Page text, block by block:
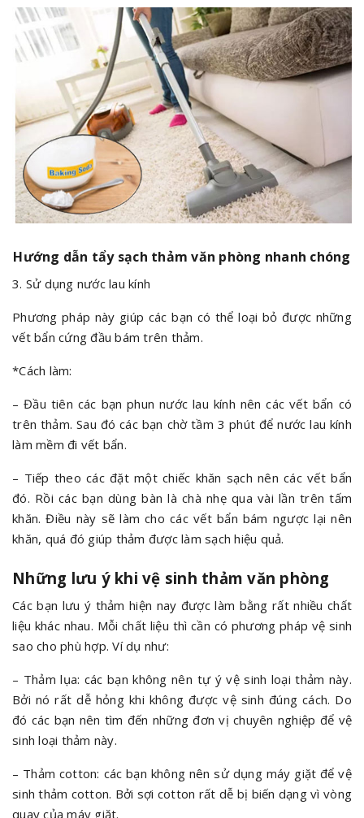
Hướng dẫn tẩy sạch thảm văn phòng nhanh chóng
3. Sử dụng nước lau kính
Phương pháp này giúp các bạn có thể loại bỏ được những
vết bẩn cứng đầu bám trên thảm.
*Cách làm:
– Đầu tiên các bạn phun nước lau kính nên các vết bẩn có
trên thảm. Sau đó các bạn chờ tầm 3 phút để nước lau kính
làm mềm đi vết bẩn.
– Tiếp theo các đặt một chiếc khăn sạch nên các vết bẩn
đó. Rồi các bạn dùng bàn là chà nhẹ qua vài lần trên tấm
khăn. Điều này sẽ làm cho các vết bẩn bám ngược lại nên
khăn, quá đó giúp thảm được làm sạch hiệu quả.
Những lưu ý khi vệ sinh thảm văn phòng
Các bạn lưu ý thảm hiện nay được làm bằng rất nhiều chất
liệu khác nhau. Mỗi chất liệu thì cần có phương pháp vệ sinh
sao cho phù hợp. Ví dụ như:
– Thảm lụa: các bạn không nên tự ý vệ sinh loại thảm này.
Bởi nó rất dễ hỏng khi không được vệ sinh đúng cách. Do
đó các bạn nên tìm đến những đơn vị chuyên nghiệp để vệ
sinh loại thảm này.
– Thảm cotton: các bạn không nên sử dụng máy giặt để vệ
sinh thảm cotton. Bởi sợi cotton rất dễ bị biến dạng vì vòng
quay của máy giặt.